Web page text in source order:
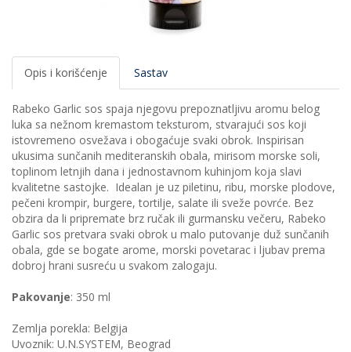
Opis i korišćenje Sastav
Rabeko Garlic sos spaja njegovu prepoznatljivu aromu belog
luka sa nežnom kremastom teksturom, stvarajući sos koji
istovremeno osvežava i obogaćuje svaki obrok. Inspirisan
ukusima sunčanih mediteranskih obala, mirisom morske soli,
toplinom letnjih dana i jednostavnom kuhinjom koja slavi
kvalitetne sastojke. Idealan je uz piletinu, ribu, morske plodove,
pečeni krompir, burgere, tortilje, salate ili sveže povrće. Bez
obzira da li pripremate brz ručak ili gurmansku večeru, Rabeko
Garlic sos pretvara svaki obrok u malo putovanje duž sunčanih
obala, gde se bogate arome, morski povetarac i ljubav prema
dobroj hrani susreću u svakom zalogaju.
Pakovanje: 350 ml
Zemlja porekla: Belgija
Uvoznik: U.N.SYSTEM, Beograd